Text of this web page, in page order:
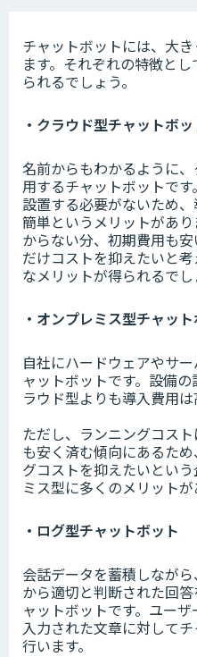
チャットボットには、大
ます。それぞれの特徴と
られるでしょう。
・クラウド型チャットボッ
名前からもわかるように
用するチャットボットで
設置する必要がないため
簡単というメリットがあ
からない分、初期費用も
だけコストを抑えたいと
なメリットが得られるでし
・オンプレミス型チャッ
自社にハードウェアやサ
ャットボットです。設備
ラウド型よりも導入費用は
ただし、ランニングコス
も安く済む傾向にあるた
グコストを抑えたいとい
ミス型に多くのメリットが
・ログ型チャットボット
会話データを蓄積しなが
から適切と判断された回
ャットボットです。ユーザ
入力された文章に対して
行います。